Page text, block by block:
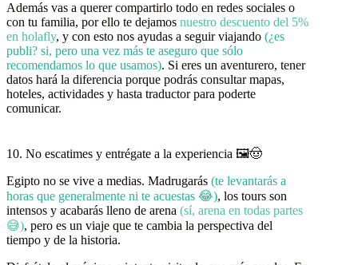
Además vas a querer compartirlo todo en redes sociales o
con tu familia, por ello te dejamos nuestro descuento del 5%
en holafly, y con esto nos ayudas a seguir viajando (¿es
publi? si, pero una vez más te aseguro que sólo
recomendamos lo que usamos). Si eres un aventurero, tener
datos hará la diferencia porque podrás consultar mapas,
hoteles, actividades y hasta traductor para poderte
comunicar.
10. No escatimes y entrégate a la experiencia 🖼️🤠
Egipto no se vive a medias. Madrugarás (te levantarás a
horas que generalmente ni te acuestas 😂), los tours son
intensos y acabarás lleno de arena (sí, arena en todas partes
😅), pero es un viaje que te cambia la perspectiva del
tiempo y de la historia.